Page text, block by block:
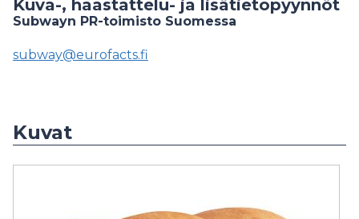
Kuva-, haastattelu- ja lisätietopyynnöt
Subwayn PR-toimisto Suomessa
subway@eurofacts.fi
Kuvat